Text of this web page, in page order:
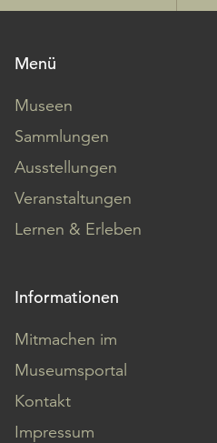
Menü
Museen
Sammlungen
Ausstellungen
Veranstaltungen
Lernen & Erleben
Informationen
Mitmachen im
Museumsportal
Kontakt
Impressum